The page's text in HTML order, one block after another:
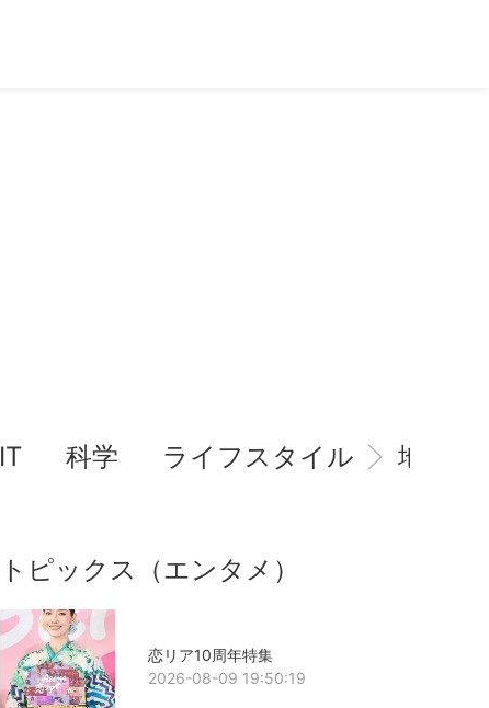
IT 科学 ライフスタイル 地域情
トピックス（エンタメ）
恋リア10周年特集
2026-08-09 19:50:19